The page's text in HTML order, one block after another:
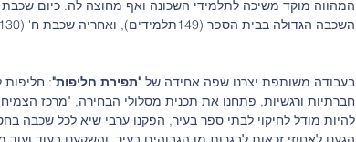
המהווה מוקד משיכה לתלמידי השכונה ואף מחוצה לה. כיום שכבת
בעבודה משותפת יצרנו שפה אחידה של "תפירת חליפות": חליפות
חברתיות ורגשיות, פתחנו את תכנית מסלולי הבחירה, "מרכז
להיות מודל לחיקוי לבתי ספר בעיר, הפקנו ערבי שיא לכל שכבה